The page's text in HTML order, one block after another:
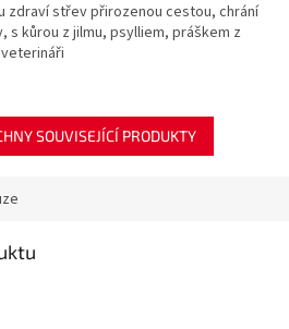
zdraví střev přirozenou cestou, chrání
s kůrou z jilmu, psylliem, práškem z
SOUVISEJÍCÍ PRODUKTY